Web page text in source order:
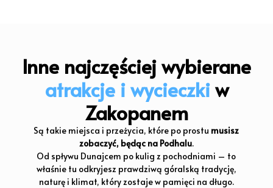
Inne najczęściej wybierane
atrakcje i wycieczkiw
Zakopanem
Są takie miejsca i przeżycia, które po prostu musisz
zobaczyć, będąc na Podhalu.
Od spływu Dunajcem po kulig z pochodniami – to
właśnie tu odkryjesz prawdziwą góralską tradycję,
naturę i klimat, który zostaje w pamięci na długo.